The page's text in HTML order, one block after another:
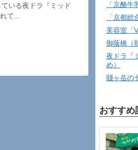
いる夜ドラ『ミッド
て...
「京酪牛
「京都総
美容室「
御蔭橋（
夜ドラ『
め）
賤ヶ岳の
おすすめ